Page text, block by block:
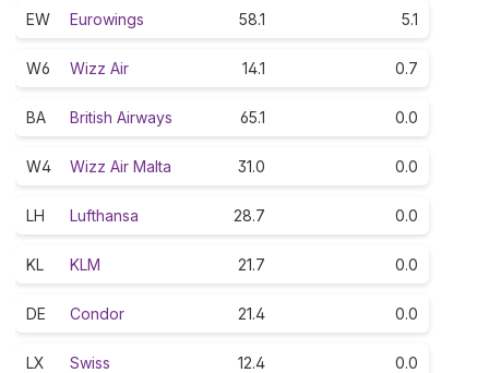
EW Eurowings 58.1 5.1
W6 Wizz Air 14.1 0.7
BA British Airways 65.1 0.0
W4 Wizz Air Malta 31.0 0.0
LH Lufthansa 28.7 0.0
KL KLM 21.7 0.0
DE Condor 21.4 0.0
LX Swiss 12.4 0.0